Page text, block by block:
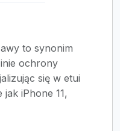
to synonim
ochrony
się w etui
iPhone 11,